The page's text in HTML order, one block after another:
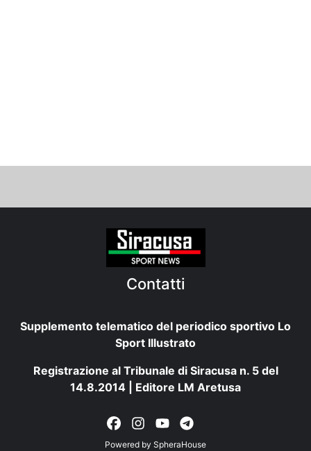
Contatti
Supplemento telematico del periodico sportivo Lo
Sport Illustrato
Registrazione al Tribunale di Siracusa n. 5 del
14.8.2014 | Editore LM Aretusa
Powered by SpheraHouse